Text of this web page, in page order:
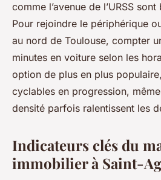
comme l’avenue de l’URSS
Pour rejoindre le périphérique
au nord de Toulouse, compter
minutes en voiture selon les
option de plus en plus
cyclables en progression,
densité parfois ralentissent les
Indicateurs clés du
immobilier à Saint-